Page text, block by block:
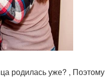
родилась уже? , Поэтому